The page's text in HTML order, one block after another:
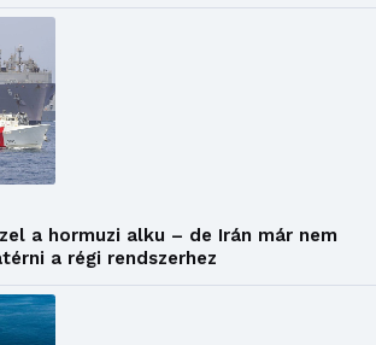
a hormuzi alku – de Irán már nem
a régi rendszerhez